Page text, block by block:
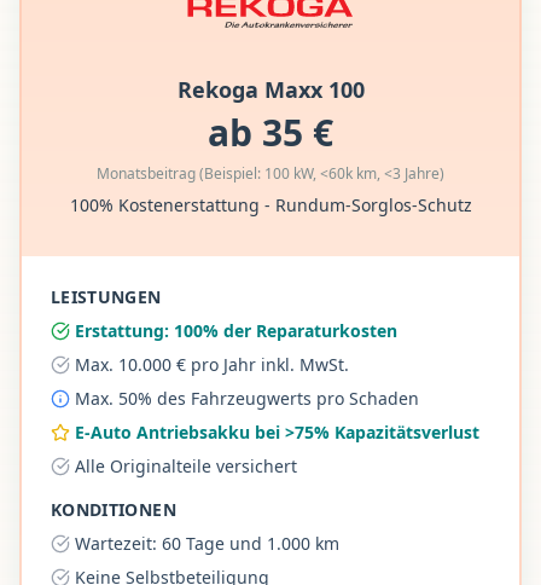
Rekoga Maxx 100
ab 35 €
Monatsbeitrag (Beispiel: 100 kW, <60k km, <3 Jahre)
100% Kostenerstattung - Rundum-Sorglos-Schutz
LEISTUNGEN
Erstattung: 100% der Reparaturkosten
Max. 10.000 € pro Jahr inkl. MwSt.
Max. 50% des Fahrzeugwerts pro Schaden
E-Auto Antriebsakku bei >75% Kapazitätsverlust
Alle Originalteile versichert
KONDITIONEN
Wartezeit: 60 Tage und 1.000 km
Keine Selbstbeteiligung